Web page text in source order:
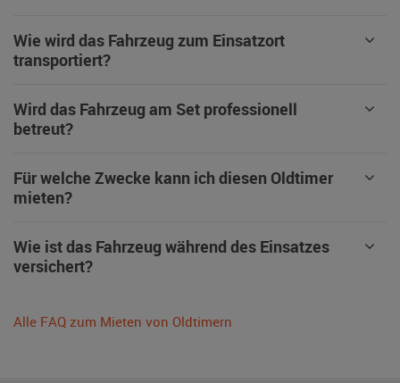
Wie wird das Fahrzeug zum Einsatzort
transportiert?
Wird das Fahrzeug am Set professionell
betreut?
Für welche Zwecke kann ich diesen Oldtimer
mieten?
Wie ist das Fahrzeug während des Einsatzes
versichert?
Alle FAQ zum Mieten von Oldtimern